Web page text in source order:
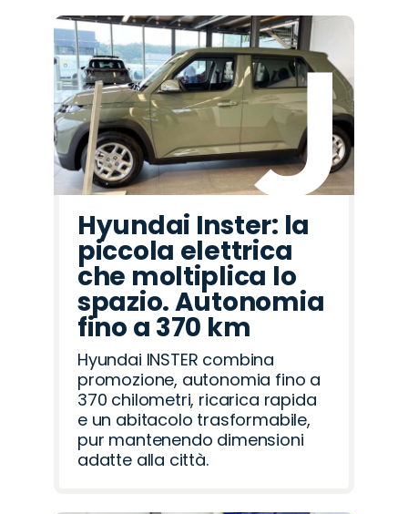
Hyundai Inster: la
piccola elettrica
che moltiplica lo
spazio. Autonomia
fino a 370 km
Hyundai INSTER combina
promozione, autonomia fino a
370 chilometri, ricarica rapida
e un abitacolo trasformabile,
pur mantenendo dimensioni
adatte alla città.